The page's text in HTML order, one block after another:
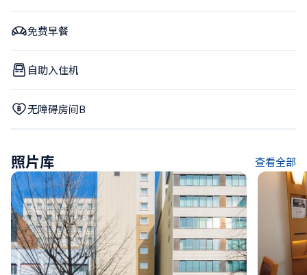
免费早餐
自助入住机
无障碍房间B
照片库 查看全部